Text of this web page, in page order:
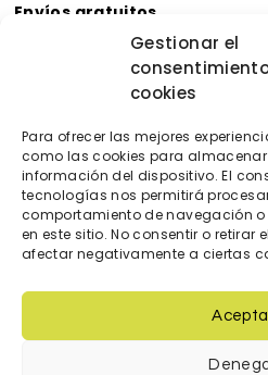
Gestionar el
cookies
Para ofrecer las mejores
como las cookies para
información del dispositivo. El
tecnologías nos permitirá
comportamiento de navegación
en este sitio. No consentir o retirar
afectar negativamente a ciertas
Envíos gratuitos
Envíos gratuitos por la
Devoluciones gratuitas
Devoluciones gratuitas en
Pago seguro
Tarjeta de crédito/débito.
Transferencia bancaria.
Bizum.